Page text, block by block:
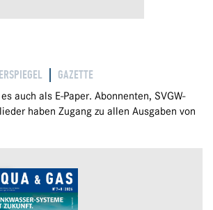
GAZETTE
auch als E-Paper. Abonnenten, SVGW-
haben Zugang zu allen Ausgaben von